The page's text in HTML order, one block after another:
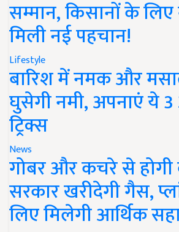
सम्मान, किसानों के
मिली नई पहचान!
Lifestyle
बारिश में नमक और
घुसेगी नमी, अपनाएं ये
ट्रिक्स
News
गोबर और कचरे से
सरकार खरीदेगी गैस,
लिए मिलेगी आर्थिक